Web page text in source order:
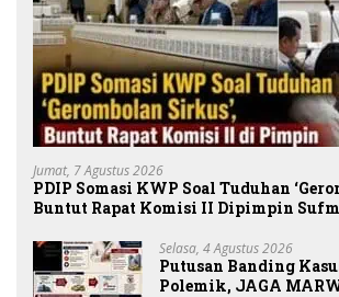
Jumat, 7 Agustus 2026
PDIP Somasi KWP Soal Tuduhan
Buntut Rapat Komisi II Dipimpin
Selasa, 4 Agustus 2026
Putusan Banding
Polemik, JAGA